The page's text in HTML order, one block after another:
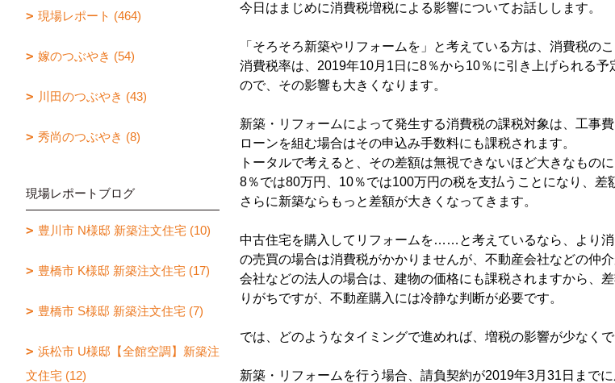
今日はまじめに消費税増税による影響についてお話しします。
「そろそろ新築やリフォームを」と考えている方は、消費税の
消費税率は、2019年10月1日に8％から10％に引き上げられる
ので、その影響も大きくなります。
新築・リフォームによって発生する消費税の課税対象は、工事
ローンを組む場合はその申込み手数料にも課税されます。
トータルで考えると、その差額は無視できないほど大きなも
8％では80万円、10％では100万円の税を支払うことになり、差
さらに新築ならもっと差額が大きくなってきます。
中古住宅を購入してリフォームを……と考えているなら、より
の売買の場合は消費税がかかりませんが、不動産会社などの仲
会社などの法人の場合は、建物の価格にも課税されますから
りがちですが、不動産購入には冷静な判断が必要です。
では、どのようなタイミングで進めれば、増税の影響が少なくで
新築・リフォームを行う場合、請負契約が2019年3月31日まで
現場レポート (464)
嫁のつぶやき (54)
川田のつぶやき (43)
秀尚のつぶやき (8)
現場レポートブログ
豊川市 N様邸 新築注文住宅 (10)
豊橋市 K様邸 新築注文住宅 (17)
豊橋市 S様邸 新築注文住宅 (7)
浜松市 U様邸【全館空調】新築注
文住宅 (12)